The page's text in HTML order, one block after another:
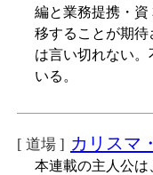
編と業務提携・
移することが期
は言い切れない
いる。
[ 道場 ] カリスマ
本連載の主人公